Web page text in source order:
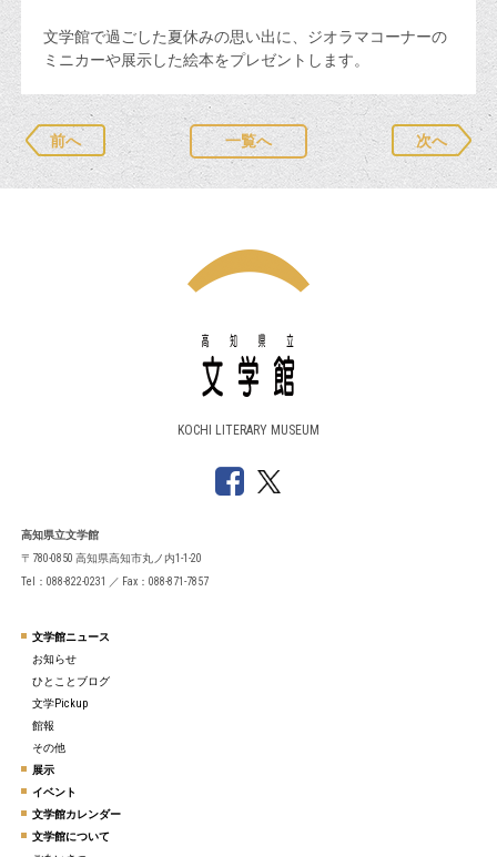
文学館で過ごした夏休みの思い出に、ジオラマコーナーの
ミニカーや展示した絵本をプレゼントします。
前へ 一覧へ 次へ
KOCHI LITERARY MUSEUM
高知県立文学館
〒780-0850 高知県高知市丸ノ内1-1-20
Tel：088-822-0231 ／ Fax：088-871-7857
文学館ニュース
お知らせ
ひとことブログ
文学Pickup
館報
その他
展示
イベント
文学館カレンダー
文学館について